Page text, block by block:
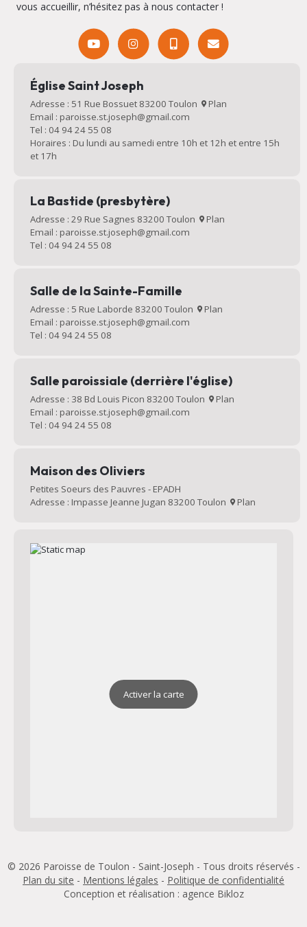
vous accueillir, n’hésitez pas à nous contacter !
Église Saint Joseph
Adresse : 51 Rue Bossuet 83200 Toulon
Plan
Email : paroisse.st.joseph@gmail.com
Tel : 04 94 24 55 08
Horaires : Du lundi au samedi entre 10h et 12h et entre 15h
et 17h
La Bastide (presbytère)
Adresse : 29 Rue Sagnes 83200 Toulon
Plan
Email : paroisse.st.joseph@gmail.com
Tel : 04 94 24 55 08
Salle de la Sainte-Famille
Adresse : 5 Rue Laborde 83200 Toulon
Plan
Email : paroisse.st.joseph@gmail.com
Tel : 04 94 24 55 08
Salle paroissiale (derrière l'église)
Adresse : 38 Bd Louis Picon 83200 Toulon
Plan
Email : paroisse.st.joseph@gmail.com
Tel : 04 94 24 55 08
Maison des Oliviers
Petites Soeurs des Pauvres - EPADH
Adresse : Impasse Jeanne Jugan 83200 Toulon
Plan
Activer la carte
© 2026 Paroisse de Toulon - Saint-Joseph - Tous droits réservés -
Plan du site - Mentions légales - Politique de confidentialité
Conception et réalisation : agence Bikloz